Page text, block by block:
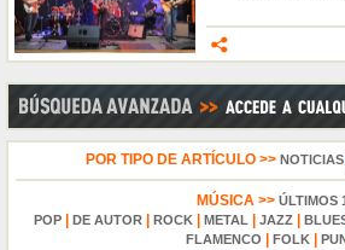
POR TIPO DE ARTÍCULO >> NOTICIAS|
MÚSICA >> ÚLTIMOS
POP| DE AUTOR| ROCK| METAL| JAZZ|
FLAMENCO FOLK|